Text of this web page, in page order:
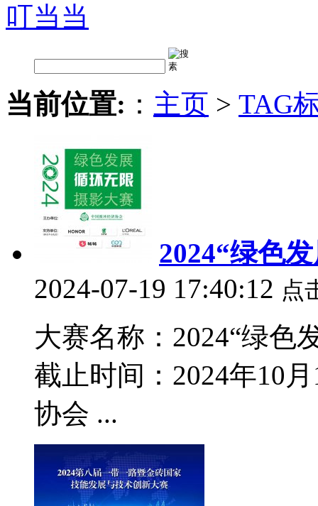
叮当当
当前位置: ： 主页 > TAG
2024“绿色
2024-07-19 17:40:12 点
大赛名称：2024“绿色
截止时间：2024年10
协会 ...